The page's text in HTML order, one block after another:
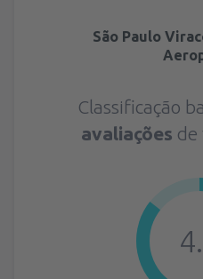
São Paulo
Classificação
avaliações de